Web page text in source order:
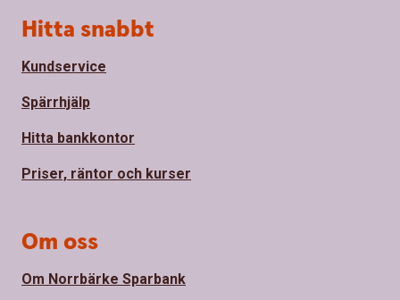
Sidfot
Hitta snabbt
Kundservice
Spärrhjälp
Hitta bankkontor
Priser, räntor och kurser
Om oss
Om Norrbärke Sparbank